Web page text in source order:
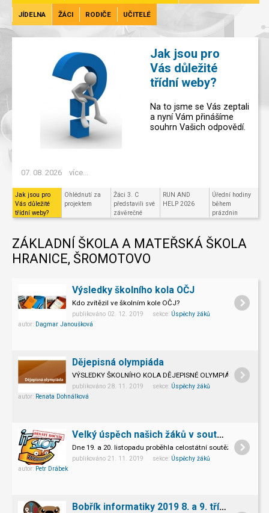
JÍDELNA ŽÁCI RODIČE UČITELÉ
Jak jsou pro
Vás důležité
třídní weby?
Ohlédnutí za
projektem
Žáci 3. C
představili své
závěrečné
projekty v
RUN AND
HELP 2026
Úřední hodiny
během
prázdnin
Jak jsou pro
Vás důležité
třídní weby?
Na to jsme se Vás zeptali
a nyní Vám přinášíme
souhrn Vašich odpovědí.
07. 08. 2026 více...
ZÁKLADNÍ ŠKOLA A MATEŘSKÁ ŠKOLA
HRANICE, ŠROMOTOVO
Výsledky školního kola OČJ
Kdo zvítězil ve školním kole OČJ?
publikováno 02. 12. 2019 sekce: Úspěchy žáků
autor: Dagmar Janoušková
Dějepisná olympiáda
VÝSLEDKY ŠKOLNÍHO KOLA DĚJEPISNÉ OLYMPIÁDY
publikováno 28. 11. 2019 sekce: Úspěchy žáků
autor: Renata Dohnálková
Velký úspěch našich žáků v soutěži IT slot
Dne 19. a 20. listopadu proběhla celostátní soutěž v IT
publikováno 21. 11. 2019 sekce: Úspěchy žáků
autor: Petr Drábek
Bobřík informatiky 2019 8. a 9. třídy